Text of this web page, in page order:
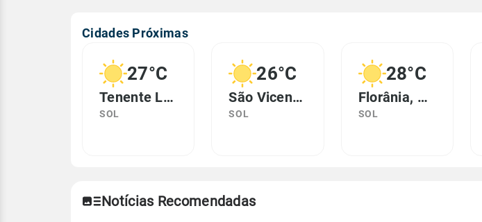
Cidades Próximas
27°C
Tenente Laurentino Cruz, RN
SOL
26°C
São Vicente, RN
SOL
28°C
Florânia, RN
SOL
Notícias Recomendadas